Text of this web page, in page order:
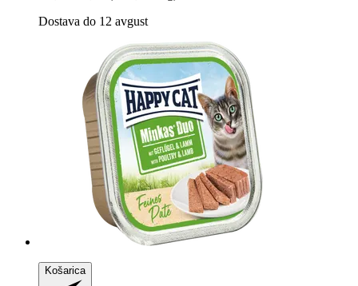
Dostava do 12 avgust
Košarica